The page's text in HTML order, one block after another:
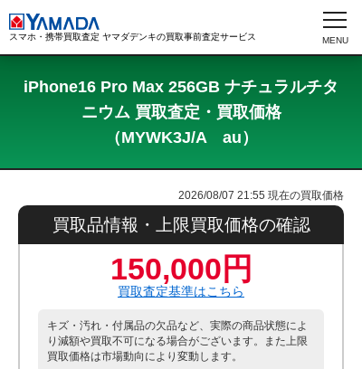
スマホ・携帯買取査定 ヤマダデンキの買取事前査定サービス
iPhone16 Pro Max 256GB ナチュラルチタ
ニウム 買取査定・買取価格
（MYWK3J/A au）
2026/08/07 21:55 現在の買取価格
買取品情報・上限買取価格の確認
150,000円
買取査定基準はこちら
キズ・汚れ・付属品の欠品など、実際の商品状態によ
り減額や買取不可になる場合がございます。また上限
買取価格は市場動向により変動します。